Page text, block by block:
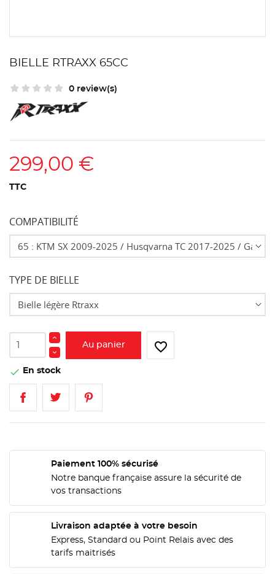
BIELLE RTRAXX 65CC
0 review(s)
299,00 €
TTC
COMPATIBILITÉ
TYPE DE BIELLE
Au panier favorite_border
 En stock
Paiement 100% sécurisé
Notre banque française assure la sécurité de
vos transactions
Livraison adaptée à votre besoin
Express, Standard ou Point Relais avec des
tarifs maitrisés
CRÉER UNE LISTE D'ENVIES
CONNEXION